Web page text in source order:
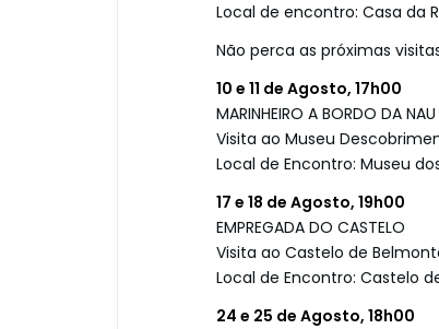
Local de encontro: Casa da
Não perca as próximas
10 e 11 de Agosto, 17h00
MARINHEIRO A BORDO DA NAU
Visita ao Museu
Local de Encontro: Museu
17 e 18 de Agosto, 19h00
EMPREGADA DO CASTELO
Visita ao Castelo de
Local de Encontro: Castelo
24 e 25 de Agosto, 18h00